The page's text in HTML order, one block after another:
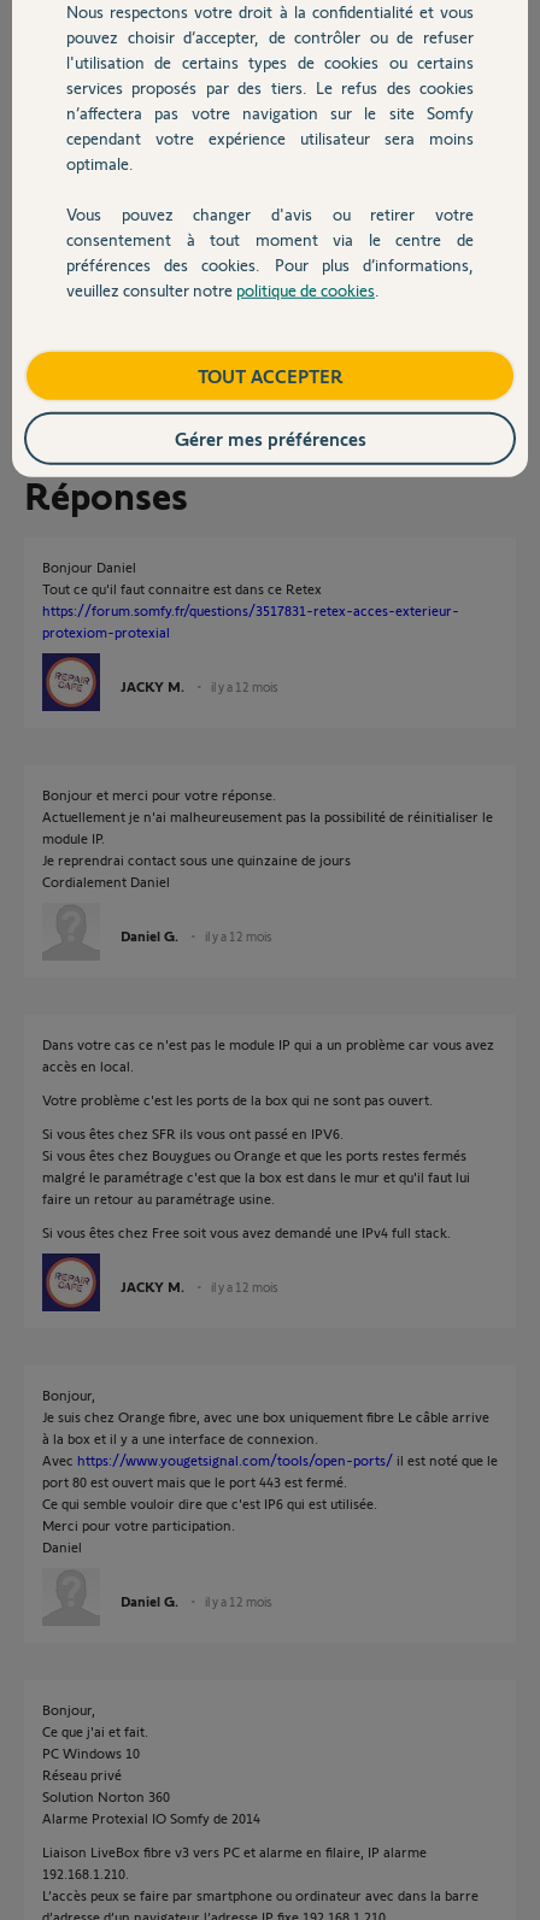
Chauffage
Autres produits
Devis avec un pro
Contact
Un message s’affiche: Connexion impossible aux hôtes 192.168.1.21
et syldan7143.alarlmsomfy.eu lors de mes tentatives d’accès à
l’alarme.
Avec le smartphone pour accèder à la page Security Système le WiFi
doit être disponible.
En tapant 192.168.1.21 dans la barre d’adresse d’un navigateur
(Firefox). La page Security Système Protexial iO s’ouvre.
comme fermés.
Je n’ai donc plus la possibilité à distance d’accéder à l’alarme.
Merci pour votre aide.
M Guyot
Participer au fil de discussion
Réponses
Bonjour Daniel
Tout ce qu'il faut connaitre est dans ce Retex
https://forum.somfy.fr/questions/3517831-retex-acces-exterieur-
protexiom-protexial
JACKY M. il y a 12 mois
Bonjour et merci pour votre réponse.
Actuellement je n'ai malheureusement pas la possibilité de réinitialiser le
module IP.
Je reprendrai contact sous une quinzaine de jours
Cordialement Daniel
Daniel G. il y a 12 mois
Dans votre cas ce n'est pas le module IP qui a un problème car vous avez
accès en local.
Votre problème c'est les ports de la box qui ne sont pas ouvert.
Si vous êtes chez SFR ils vous ont passé en IPV6.
Si vous êtes chez Bouygues ou Orange et que les ports restes fermés
malgré le paramétrage c'est que la box est dans le mur et qu'il faut lui
faire un retour au paramétrage usine.
Si vous êtes chez Free soit vous avez demandé une IPv4 full stack.
JACKY M. il y a 12 mois
Bonjour,
Je suis chez Orange fibre, avec une box uniquement fibre Le câble arrive
à la box et il y a une interface de connexion.
Avec https://www.yougetsignal.com/tools/open-ports/ il est noté que le
port 80 est ouvert mais que le port 443 est fermé.
Ce qui semble vouloir dire que c'est IP6 qui est utilisée.
Merci pour votre participation.
Daniel
Daniel G. il y a 12 mois
Bonjour,
Ce que j'ai et fait.
PC Windows 10
Réseau privé
Solution Norton 360
Alarme Protexial IO Somfy de 2014
Liaison LiveBox fibre v3 vers PC et alarme en filaire, IP alarme
192.168.1.210.
L’accès peux se faire par smartphone ou ordinateur avec dans la barre
d’adresse d’un navigateur l’adresse IP fixe 192.168.1.210.
Nous respectons votre droit à la confidentialité et vous
pouvez choisir d’accepter, de contrôler ou de refuser
l'utilisation de certains types de cookies ou certains
services proposés par des tiers. Le refus des cookies
n’affectera pas votre navigation sur le site Somfy
cependant votre expérience utilisateur sera moins
optimale.
Vous pouvez changer d'avis ou retirer votre
consentement à tout moment via le centre de
préférences des cookies. Pour plus d’informations,
veuillez consulter notre politique de cookies
TOUT ACCEPTER
Gérer mes préférences